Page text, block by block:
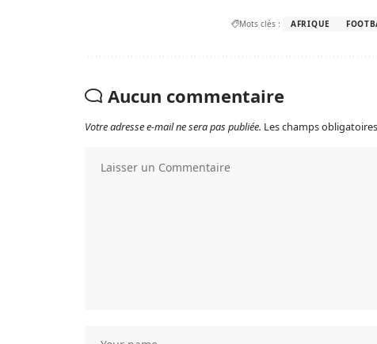
Mots clés : AFRIQUE
Aucun commentaire
Votre adresse e-mail ne sera pas publiée. Les champs